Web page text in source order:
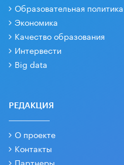
Образовательная политика
Экономика
Качество образования
Интервести
Big data
РЕДАКЦИЯ
О проекте
Контакты
Партнеры